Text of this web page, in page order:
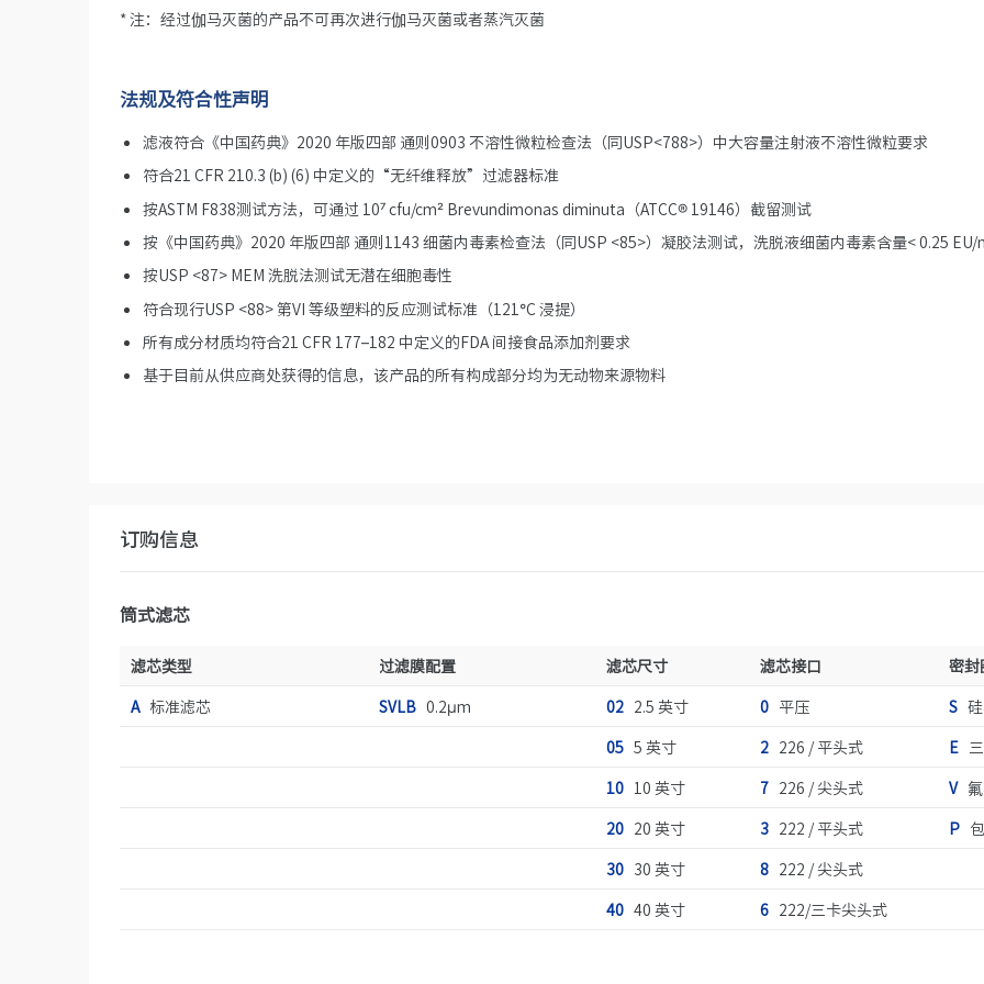
* 注：经过伽马灭菌的产品不可再次进行伽马灭菌或者蒸汽灭菌
法规及符合性声明
滤液符合《中国药典》2020 年版四部 通则0903 不溶性微粒检查法（同USP<788>）中大容量注射液不溶性微粒要求
符合21 CFR 210.3 (b) (6) 中定义的“无纤维释放”过滤器标准
按ASTM F838测试方法，可通过 10⁷ cfu/cm² Brevundimonas diminuta（ATCC® 19146）截留测试
按《中国药典》2020 年版四部 通则1143 细菌内毒素检查法（同USP <85>）凝胶法测试，洗脱液细菌内毒素含量< 0.25 EU/
按USP <87> MEM 洗脱法测试无潜在细胞毒性
符合现行USP <88> 第VI 等级塑料的反应测试标准（121°C 浸提）
所有成分材质均符合21 CFR 177–182 中定义的FDA 间接食品添加剂要求
基于目前从供应商处获得的信息，该产品的所有构成部分均为无动物来源物料
订购信息
筒式滤芯
滤芯类型 过滤膜配置 滤芯尺寸 滤芯接口
密封
A标准滤芯 SVLB0.2μm 022.5 英寸 0平压 S硅
055 英寸 2226 / 平头式 E三
1010 英寸 7226 / 尖头式 V氟
2020 英寸 3222 / 平头式 P包
3030 英寸 8222 / 尖头式
4040 英寸 6222/三卡尖头式